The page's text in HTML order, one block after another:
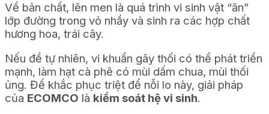
Về bản chất, lên men là quá trình vi sinh vật “ăn”
lớp đường trong vỏ nhầy và sinh ra các hợp chất
hương hoa, trái cây.
Nếu để tự nhiên, vi khuẩn gây thối có thể phát triển
mạnh, làm hạt cà phê có mùi dấm chua, mùi thối
ủng. Để khắc phục triệt để nỗi lo này, giải pháp
của ECOMCO là kiểm soát hệ vi sinh.